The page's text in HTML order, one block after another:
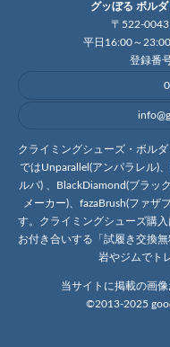
グッぼる ボル
〒522-
平日16:00～
登録番
クライミングシューズ・ボル
ではUnparallel(アンパラレル)
ルパ) 、BlackDiamond(ブラッ
メーカー)、fazaBrush(ファザ
す。クライミングシューズ購
お付き合いする「試履き交換
岩やジムでト
当サイトに掲載の画
©2013-2025